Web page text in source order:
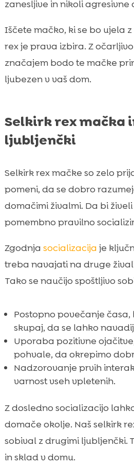
zanesljive in nikoli agresivne
Iščete mačko, ki se bo ujela
rex je prava izbira. Z
značajem bodo te mačke
ljubezen v vaš dom.
Selkirk rex mačka
ljubljenčki
Selkirk rex mačke so zelo
pomeni, da se dobro
domačimi živalmi. Da bi živeli
pomembno pravilno
Zgodnja socializacija je
treba navajati na druge
Tako se naučijo spoštljivo
Postopno povečanje časa,
skupaj, da se lahko
Uporaba pozitivne
pohvale, da okrepimo
Nadzorovanje prvih
varnost vseh vpletenih.
Z dosledno socializacijo
domače okolje. Naš selkirk
sobival z drugimi ljubljenčki.
in sklad v domu.